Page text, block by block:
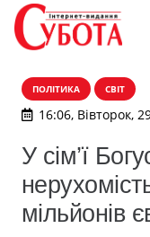
ПОЛІТИКА СВІТ
16:06, Вівторок,
У сім’ї
мільйонів